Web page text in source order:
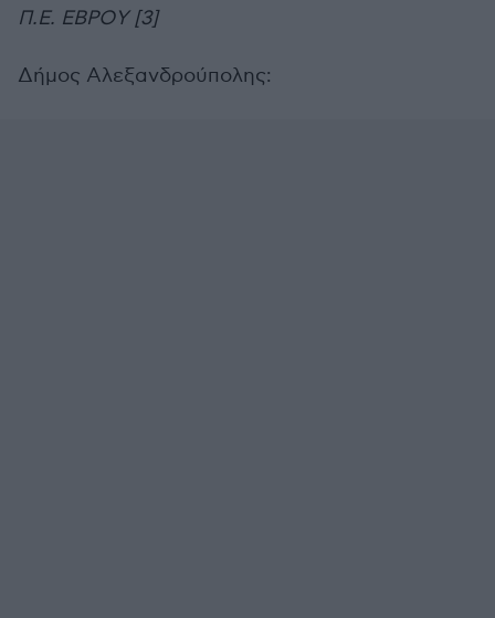
Π.Ε. ΕΒΡΟY [3]
Δήμος Αλεξανδρούπολης: